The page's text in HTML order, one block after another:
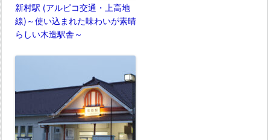
新村駅 (アルピコ交通・上高地
線)～使い込まれた味わいが素晴
らしい木造駅舎～